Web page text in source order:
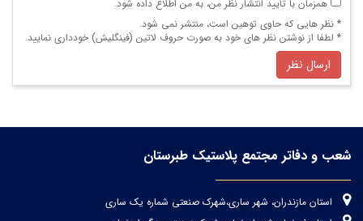
همزمان با تأیید انتشار نظر من، به من اطلاع داده شود.
* نظر هایی كه حاوی توهین است، منتشر نمی شود.
* لطفا از نوشتن نظر های خود به صورت حروف لاتین (فینگلیش) خودداری نمایید.
ارسال نظر
شعب و دفاتر مجتمع پلاستیک طبرستان
استان مازندران، شهر ساری،شهرک صنعتی شماره یک ساری